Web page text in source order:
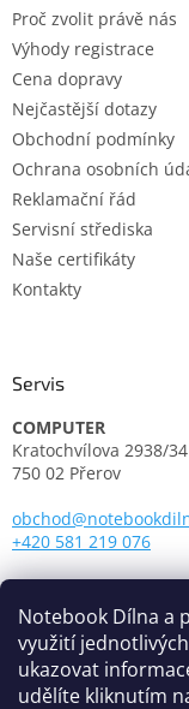
Notebook Dílna a
využití
ukazovat
udělíte kliknutím
Proč zvolit právě nás
Výhody registrace
Cena dopravy
Nejčastější dotazy
Obchodní podmínky
Ochrana osobních
Reklamační řád
Servisní střediska
Naše certifikáty
Kontakty
Servis
COMPUTER
Kratochvílova 2938/34
750 02 Přerov
+420 581 219 076
Otevírací doba:
Pondělí - Pátek: 9.00